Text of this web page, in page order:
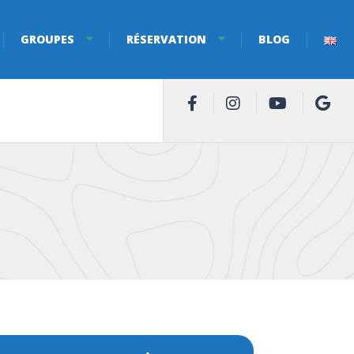
GROUPES RÉSERVATION BLOG